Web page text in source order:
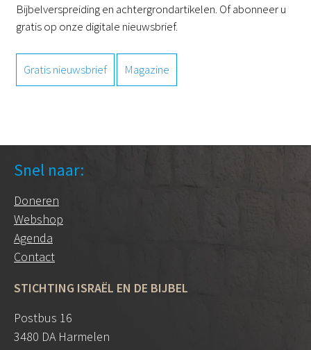
Bijbelverspreiding en achtergrondartikelen. Of abonneer u
gratis op onze digitale nieuwsbrief.
Gratis nieuwsbrief Magazine
Snel naar:
Doneren
Webshop
Agenda
Contact
STICHTING ISRAËL EN DE BIJBEL
Postbus 16
3480 DA Harmelen